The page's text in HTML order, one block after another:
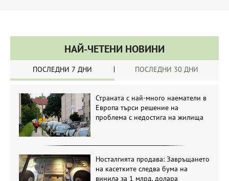
НАЙ-ЧЕТЕНИ НОВИНИ
ПОСЛЕДНИ 7 ДНИ ПОСЛЕДНИ 30 ДНИ
Страната с най-много наематели в
Европа търси решение на
проблема с недостига на жилища
Носталгията продава: Завръщането
на касетките следва бума на
винила за 1 млрд. долара